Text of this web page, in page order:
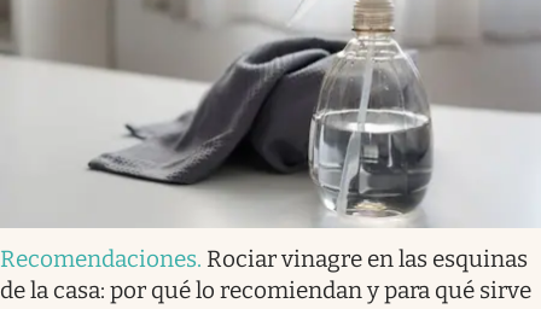
Recomendaciones. Rociar vinagre en las esquinas
de la casa: por qué lo recomiendan y para qué sirve